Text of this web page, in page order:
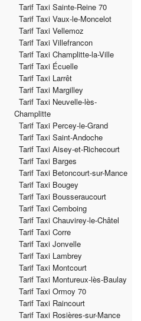
Tarif Taxi Sainte-Reine 70
Tarif Taxi Vaux-le-Moncelot
Tarif Taxi Vellemoz
Tarif Taxi Villefrancon
Tarif Taxi Champlitte-la-Ville
Tarif Taxi Écuelle
Tarif Taxi Larrêt
Tarif Taxi Margilley
Tarif Taxi Neuvelle-lès-
Champlitte
Tarif Taxi Percey-le-Grand
Tarif Taxi Saint-Andoche
Tarif Taxi Aisey-et-Richecourt
Tarif Taxi Barges
Tarif Taxi Betoncourt-sur-Mance
Tarif Taxi Bougey
Tarif Taxi Bousseraucourt
Tarif Taxi Cemboing
Tarif Taxi Chauvirey-le-Châtel
Tarif Taxi Corre
Tarif Taxi Jonvelle
Tarif Taxi Lambrey
Tarif Taxi Montcourt
Tarif Taxi Montureux-lès-Baulay
Tarif Taxi Ormoy 70
Tarif Taxi Raincourt
Tarif Taxi Rosières-sur-Mance